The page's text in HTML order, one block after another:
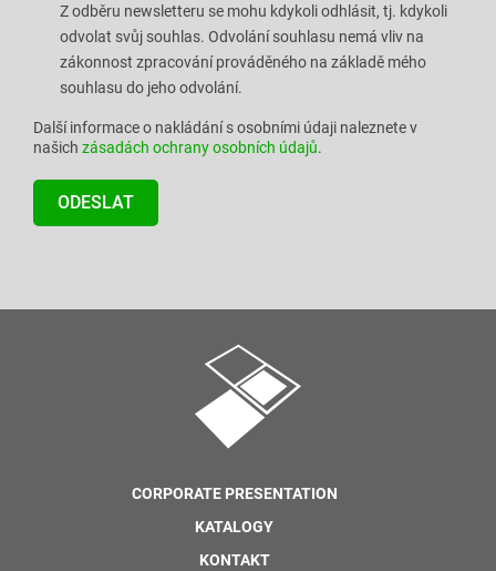
Z odběru newsletteru se mohu kdykoli odhlásit, tj. kdykoli
odvolat svůj souhlas. Odvolání souhlasu nemá vliv na
zákonnost zpracování prováděného na základě mého
souhlasu do jeho odvolání.
Další informace o nakládání s osobními údaji naleznete v
našich zásadách ochrany osobních údajů.
CORPORATE PRESENTATION
KATALOGY
KONTAKT